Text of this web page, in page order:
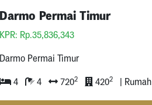
Darmo Permai Timur
KPR: Rp.35,836,343
Darmo Permai Timur
4 4 7202 4202 | Rumah